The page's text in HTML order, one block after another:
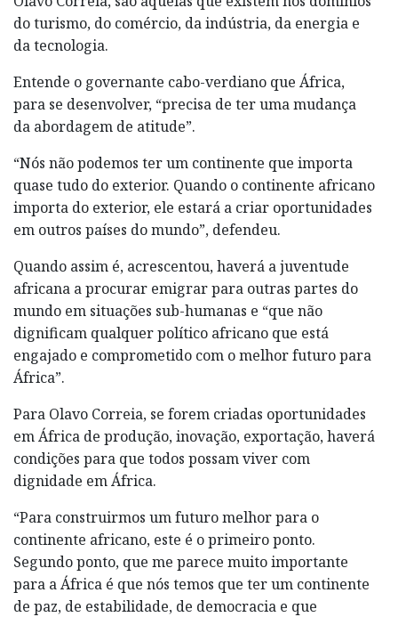
do turismo, do comércio, da indústria, da energia e
da tecnologia.
Entende o governante cabo-verdiano que África,
para se desenvolver, “precisa de ter uma mudança
da abordagem de atitude”.
“Nós não podemos ter um continente que importa
quase tudo do exterior. Quando o continente africano
importa do exterior, ele estará a criar oportunidades
em outros países do mundo”, defendeu.
Quando assim é, acrescentou, haverá a juventude
africana a procurar emigrar para outras partes do
mundo em situações sub-humanas e “que não
dignificam qualquer político africano que está
engajado e comprometido com o melhor futuro para
África”.
Para Olavo Correia, se forem criadas oportunidades
em África de produção, inovação, exportação, haverá
condições para que todos possam viver com
dignidade em África.
“Para construirmos um futuro melhor para o
continente africano, este é o primeiro ponto.
Segundo ponto, que me parece muito importante
para a África é que nós temos que ter um continente
de paz, de estabilidade, de democracia e que